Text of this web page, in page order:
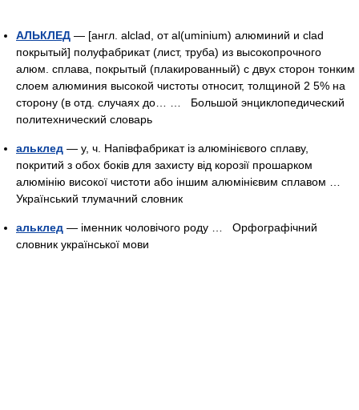
АЛЬКЛЕД — [англ. alclad, от al(uminium) алюминий и clad
покрытый] полуфабрикат (лист, труба) из высокопрочного
алюм. сплава, покрытый (плакированный) с двух сторон тонким
слоем алюминия высокой чистоты относит, толщиной 2 5% на
сторону (в отд. случаях до… … Большой энциклопедический
политехнический словарь
альклед — у, ч. Напівфабрикат із алюмінієвого сплаву,
покритий з обох боків для захисту від корозії прошарком
алюмінію високої чистоти або іншим алюмінієвим сплавом …
Український тлумачний словник
альклед — іменник чоловічого роду … Орфографічний
словник української мови